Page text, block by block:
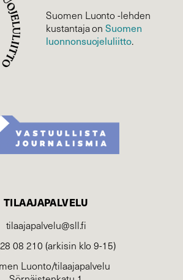
Suomen Luonto -lehden
kustantaja onSuomen
luonnonsuojelu­liitto.
TILAAJAPALVELU
tilaajapalvelu@sll.fi
08 210 (arkisin klo 9-15)
Luonto/tilaajapalvelu